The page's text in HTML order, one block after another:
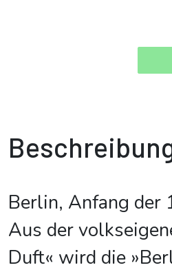
Berlin, Anfang der
Aus der
Duft« wird die